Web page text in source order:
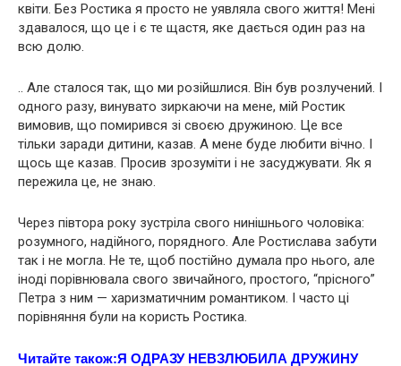
квіти. Без Ростика я просто не уявляла свого життя! Мені
здавалося, що це і є те щастя, яке дається один раз на
всю долю.
.. Але сталося так, що ми розійшлися. Він був розлучений. І
одного разу, винувато зиркаючи на мене, мій Ростик
вимовив, що помирився зі своєю дружиною. Це все
тільки заради дитини, казав. А мене буде любити вічно. І
щось ще казав. Просив зрозуміти і не засуджувати. Як я
пережила це, не знаю.
Через півтора року зустріла свого нинішнього чоловіка:
розумного, надійного, порядного. Але Ростислава забути
так і не могла. Не те, щоб постійно думала про нього, але
іноді порівнювала свого звичайного, простого, “прісного”
Петра з ним — харизматичним романтиком. І часто ці
порівняння були на користь Ростика.
Читайте також:Я ОДРАЗУ НЕВЗЛЮБИЛА ДРУЖИНУ